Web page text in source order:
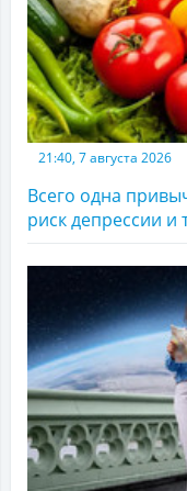
21:40, 7 августа 2026
Всего одна
риск депрессии и